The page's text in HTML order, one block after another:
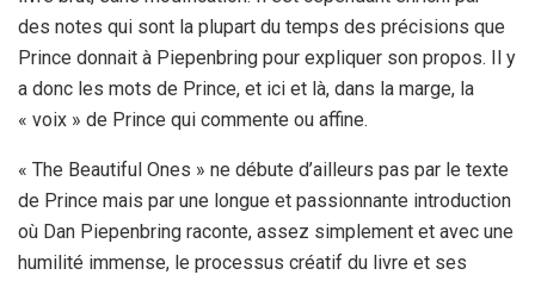
des notes qui sont la plupart du temps des précisions que
Prince donnait à Piepenbring pour expliquer son propos. Il y
a donc les mots de Prince, et ici et là, dans la marge, la
« voix » de Prince qui commente ou affine.
« The Beautiful Ones » ne débute d’ailleurs pas par le texte
de Prince mais par une longue et passionnante introduction
où Dan Piepenbring raconte, assez simplement et avec une
humilité immense, le processus créatif du livre et ses